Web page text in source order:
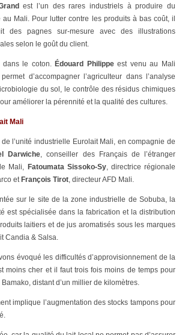
est l’un des rares industriels à produire du
au Mali. Pour lutter contre les produits à bas coût, il
des pagnes sur-mesure avec des illustrations
selon le goût du client.
dans le coton. Édouard Philippeest venu au Mali
d’accompagner l’agriculteur dans l’analyse
du sol, le contrôle des résidus chimiques
améliorer la pérennité et la qualité des cultures.
Mali
l’unité industrielle Eurolait Mali, en compagnie de
Darwiche, conseiller des Français de l’étranger
Mali, Fatoumata Sissoko-Sy, directrice régionale
et François Tirot, directeur AFD Mali.
sur le site de la zone industrielle de Sobuba, la
est spécialisée dans la fabrication et la distribution
laitiers et de jus aromatisés sous les marques
Candia & Salsa.
évoqué les difficultés d’approvisionnement de la
cher et il faut trois fois moins de temps pour
distant d’un millier de kilomètres.
implique l’augmentation des stocks tampons pour